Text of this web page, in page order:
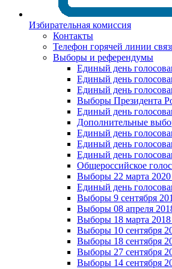
Избирательная комиссия
Контакты
Телефон горячей линии
Выборы и референдумы
Единый день
Единый день
Единый день
Выборы Президента
Единый день
Дополнительные
Единый день
Единый день
Единый день
Общероссийское
Выборы 22 марта 2020
Единый день
Выборы 9 сентября
Выборы 08 апреля
Выборы 18 марта
Выборы 10 сентября
Выборы 18 сентября
Выборы 27 сентября
Выборы 14 сентября